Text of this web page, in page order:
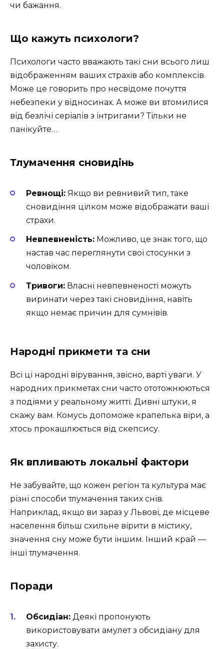
чи бажання.
Що кажуть психологи?
Психологи часто вважають такі сни всього лиш
відображенням ваших страхів або комплексів.
Може це говорить про несвідоме почуття
небезпеки у відносинах. А може ви втомилися
від безлічі серіалів з інтригами? Тільки не
панікуйте…
Тлумачення сновидінь
Ревнощі: Якщо ви ревнивий тип, таке
сновидіння цілком може відображати ваші
страхи.
Невпевненість: Можливо, це знак того, що
настав час переглянути свої стосунки з
чоловіком.
Тривоги: Власні невпевненості можуть
виринати через такі сновидіння, навіть
якщо немає причин для сумнівів.
Народні прикмети та сни
Всі ці народні вірування, звісно, варті уваги. У
народних прикметах сни часто ототожнюються
з подіями у реальному житті. Дивні штуки, я
скажу вам. Комусь допоможе крапелька віри, а
хтось прокашлюється від скепсису.
Як впливають локальні фактори
Не забувайте, що кожен регіон та культура має
різні способи тлумачення таких снів.
Наприклад, якщо ви зараз у Львові, де місцеве
населення більш схильне вірити в містику,
значення сну може бути іншим. Інший край —
інші тлумачення.
Поради
Обсидіан: Деякі пропонують
використовувати амулет з обсидіану для
захисту.